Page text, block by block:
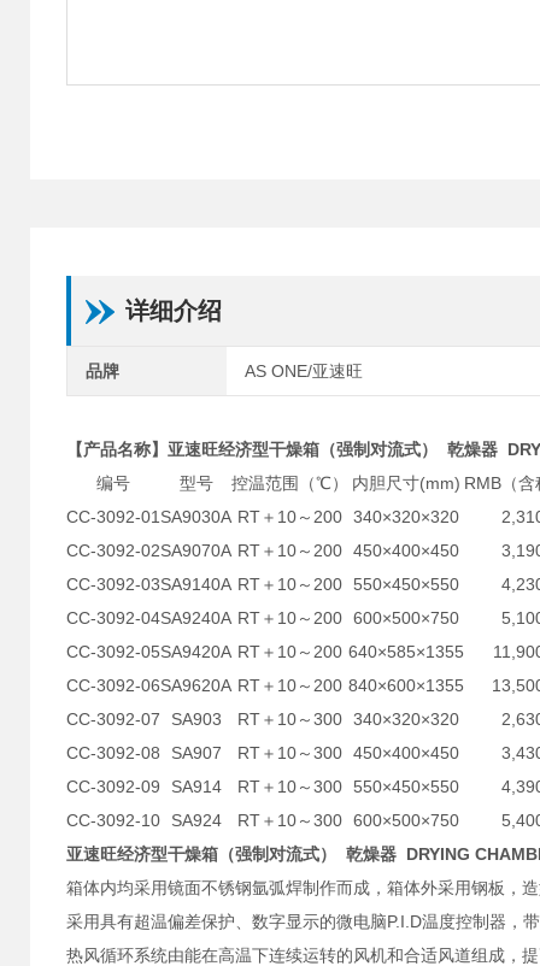
详细介绍
品牌 AS ONE/亚速旺
【产品名称】亚速旺经济型干燥箱（强制对流式） 乾燥器
编号
型号 控温范围（℃） 内胆尺寸(mm) RMB（含
CC-3092-01 SA9030A RT＋10～200 340×320×320
CC-3092-02SA9070A RT＋10～200 450×400×450
CC-3092-03SA9140A RT＋10～200 550×450×550
CC-3092-04SA9240A RT＋10～200 600×500×750
CC-3092-05SA9420A RT＋10～200 640×585×1355
CC-3092-06SA9620A RT＋10～200 840×600×1355
CC-3092-07
SA903 RT＋10～300 340×320×320
CC-3092-08
SA907 RT＋10～300 450×400×450
CC-3092-09
SA914 RT＋10～300 550×450×550
CC-3092-10
SA924 RT＋10～300 600×500×750
亚速旺经济型干燥箱（强制对流式） 乾燥器 DRYING
箱体内均采用镜面不锈钢氩弧焊制作而成，箱体外采用钢板，
采用具有超温偏差保护、数字显示的微电脑P.I.D温度控制器，
热风循环系统由能在高温下连续运转的风机和合适风道组成，